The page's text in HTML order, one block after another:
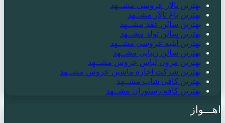
بهترین تالار عروسی مشــهد
بهترین باغ تالار مشــهد
بهترین سالن عقد مشــهد
بهترین سالن تولد مشــهد
بهترین آتلیه عروسی مشــهد
بهترین سالن زیبایی مشــهد
بهترین مزون لباس عروس مشــهد
بهترین شرکت اجاره ماشین عروس مشــهد
بهترین کافی شاپ مشــهد
بهترین کافه رستوران مشــهد
اهـــواز